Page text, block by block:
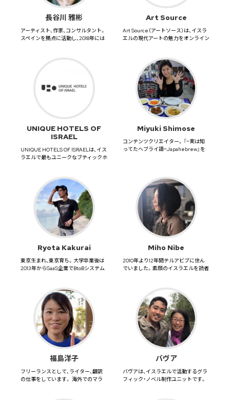
長谷川 雅彬
アーティスト、作家、コンサルタント。
スペインを拠点に活動し、2018年には
Art Source
Art Source（アートソース）は、イスラ
エルの現代アートの魅力をオンライン
UNIQUE HOTELS OF
ISRAEL
UNIQUE HOTELS OF ISRAELは、イス
ラエルで最もユニークなブティックホ
Miyuki Shimose
コンテンツクリエイター。『~実は知
ってたヘブライ語~Japahebrew』を
Ryota Kakurai
東京生まれ、東京育ち。大学卒業後は
2013年からSaaS企業でBtoBシステム
Miho Nibe
2010年より12年間テルアビブに住ん
でいました。素顔のイスラエルを読者
福島洋子
フリーランスとして、ライター、翻訳
の仕事をしています。 海外でのマラ
バヴア
バヴアは、イスラエルで活動するグラ
フィック・ノベル制作ユニットです。